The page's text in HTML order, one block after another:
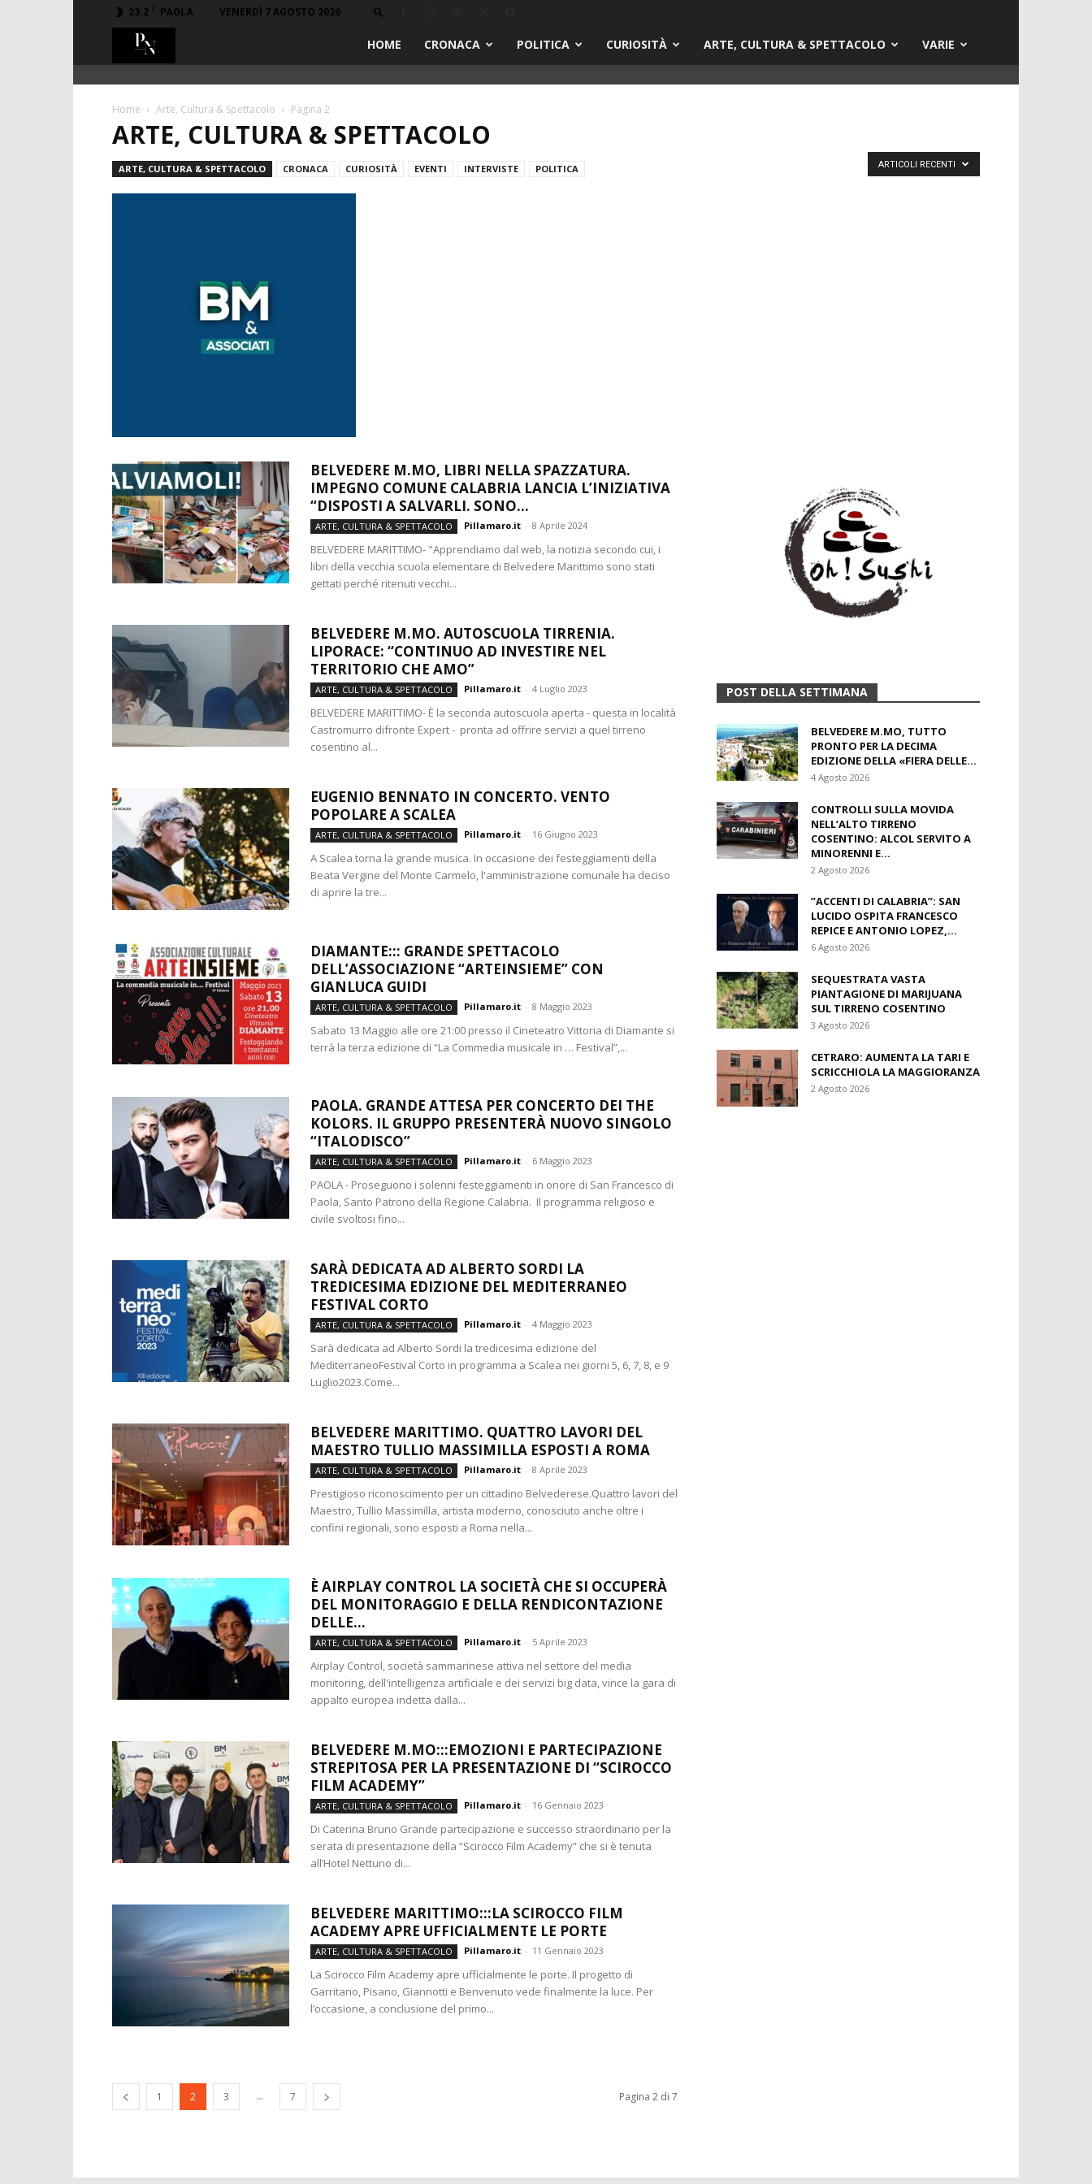
23.2 C PAOLA VENERDÌ 7 AGOSTO 2026
HOME CRONACA POLITICA CURIOSITÀ ARTE, CULTURA & SPETTACOLO VARIE
Home Arte, Cultura & Spettacolo Pagina 2
ARTE, CULTURA & SPETTACOLO
ARTE, CULTURA & SPETTACOLO CRONACA CURIOSITÀ EVENTI INTERVISTE POLITICA ARTICOLI RECENTI
BELVEDERE M.MO, LIBRI NELLA SPAZZATURA.
IMPEGNO COMUNE CALABRIA LANCIA L’INIZIATIVA
“DISPOSTI A SALVARLI. SONO...
ARTE, CULTURA & SPETTACOLO Pillamaro.it - 8 Aprile 2024
BELVEDERE MARITTIMO- "Apprendiamo dal web, la notizia secondo cui, i
libri della vecchia scuola elementare di Belvedere Marittimo sono stati
gettati perché ritenuti vecchi...
BELVEDERE M.MO. AUTOSCUOLA TIRRENIA.
LIPORACE: “CONTINUO AD INVESTIRE NEL
TERRITORIO CHE AMO”
ARTE, CULTURA & SPETTACOLO Pillamaro.it - 4 Luglio 2023
BELVEDERE MARITTIMO- È la seconda autoscuola aperta - questa in località
Castromurro difronte Expert - pronta ad offrire servizi a quel tirreno
cosentino al...
EUGENIO BENNATO IN CONCERTO. VENTO
POPOLARE A SCALEA
ARTE, CULTURA & SPETTACOLO Pillamaro.it - 16 Giugno 2023
A Scalea torna la grande musica. In occasione dei festeggiamenti della
Beata Vergine del Monte Carmelo, l'amministrazione comunale ha deciso
di aprire la tre...
DIAMANTE::: GRANDE SPETTACOLO
DELL’ASSOCIAZIONE “ARTEINSIEME” CON
GIANLUCA GUIDI
ARTE, CULTURA & SPETTACOLO Pillamaro.it - 8 Maggio 2023
Sabato 13 Maggio alle ore 21:00 presso il Cineteatro Vittoria di Diamante si
terrà la terza edizione di “La Commedia musicale in … Festival”,...
PAOLA. GRANDE ATTESA PER CONCERTO DEI THE
KOLORS. IL GRUPPO PRESENTERÀ NUOVO SINGOLO
“ITALODISCO”
ARTE, CULTURA & SPETTACOLO Pillamaro.it - 6 Maggio 2023
PAOLA - Proseguono i solenni festeggiamenti in onore di San Francesco di
Paola, Santo Patrono della Regione Calabria. Il programma religioso e
civile svoltosi fino...
SARÀ DEDICATA AD ALBERTO SORDI LA
TREDICESIMA EDIZIONE DEL MEDITERRANEO
FESTIVAL CORTO
ARTE, CULTURA & SPETTACOLO Pillamaro.it - 4 Maggio 2023
Sarà dedicata ad Alberto Sordi la tredicesima edizione del
MediterraneoFestival Corto in programma a Scalea nei giorni 5, 6, 7, 8, e 9
Luglio2023.Come...
BELVEDERE MARITTIMO. QUATTRO LAVORI DEL
MAESTRO TULLIO MASSIMILLA ESPOSTI A ROMA
ARTE, CULTURA & SPETTACOLO Pillamaro.it - 8 Aprile 2023
Prestigioso riconoscimento per un cittadino Belvederese.Quattro lavori del
Maestro, Tullio Massimilla, artista moderno, conosciuto anche oltre i
confini regionali, sono esposti a Roma nella...
È AIRPLAY CONTROL LA SOCIETÀ CHE SI OCCUPERÀ
DEL MONITORAGGIO E DELLA RENDICONTAZIONE
DELLE...
ARTE, CULTURA & SPETTACOLO Pillamaro.it - 5 Aprile 2023
Airplay Control, società sammarinese attiva nel settore del media
monitoring, dell'intelligenza artificiale e dei servizi big data, vince la gara di
appalto europea indetta dalla...
BELVEDERE M.MO:::EMOZIONI E PARTECIPAZIONE
STREPITOSA PER LA PRESENTAZIONE DI “SCIROCCO
FILM ACADEMY”
ARTE, CULTURA & SPETTACOLO Pillamaro.it - 16 Gennaio 2023
Di Caterina Bruno Grande partecipazione e successo straordinario per la
serata di presentazione della “Scirocco Film Academy” che si è tenuta
all’Hotel Nettuno di...
BELVEDERE MARITTIMO:::LA SCIROCCO FILM
ACADEMY APRE UFFICIALMENTE LE PORTE
ARTE, CULTURA & SPETTACOLO Pillamaro.it - 11 Gennaio 2023
La Scirocco Film Academy apre ufficialmente le porte. Il progetto di
Garritano, Pisano, Giannotti e Benvenuto vede finalmente la luce. Per
l’occasione, a conclusione del primo...
1 2 3 ... 7 Pagina 2 di 7
POST DELLA SETTIMANA
BELVEDERE M.MO, TUTTO
PRONTO PER LA DECIMA
EDIZIONE DELLA «FIERA DELLE...
4 Agosto 2026
CONTROLLI SULLA MOVIDA
NELL’ALTO TIRRENO
COSENTINO: ALCOL SERVITO A
MINORENNI E...
2 Agosto 2026
​”ACCENTI DI CALABRIA”: SAN
LUCIDO OSPITA FRANCESCO
REPICE E ANTONIO LOPEZ,...
6 Agosto 2026
SEQUESTRATA VASTA
PIANTAGIONE DI MARIJUANA
SUL TIRRENO COSENTINO
3 Agosto 2026
CETRARO: AUMENTA LA TARI E
SCRICCHIOLA LA MAGGIORANZA
2 Agosto 2026